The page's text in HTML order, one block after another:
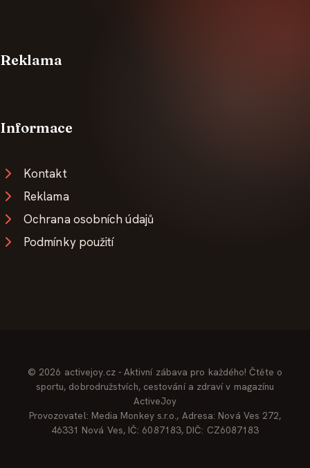
Reklama
Informace
Kontakt
Reklama
Ochrana osobních údajů
Podmínky použití
© 2026 activejoy.cz - Aktivní zábava pro každého! Čtěte o
sportu, dobrodružstvích, cestování a zdraví v magazínu
ActiveJoy
Provozovatel: Media Monkey s.r.o., Adresa: Nová Ves 272,
46331 Nová Ves, IČ: 6087183, DIČ: CZ6087183